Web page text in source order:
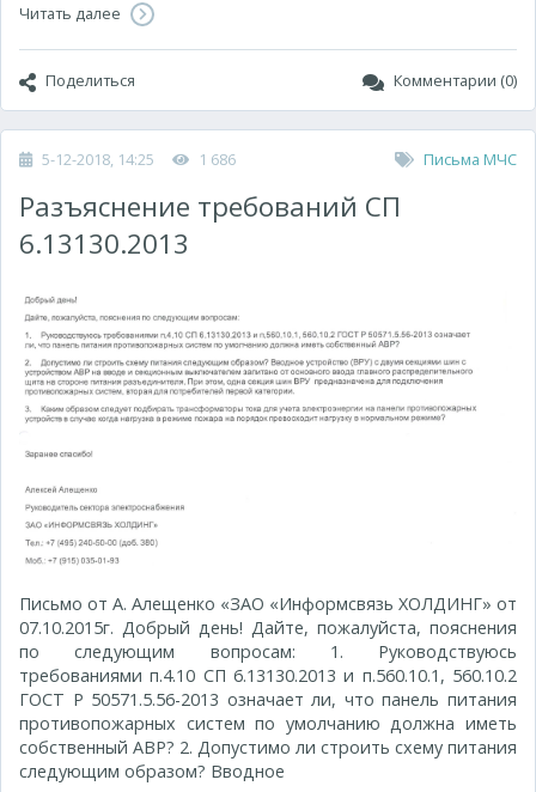
Читать далее
Поделиться Комментарии (0)
5-12-2018, 14:25 1 686 Письма МЧС
Разъяснение требований СП
6.13130.2013
Письмо от А. Алещенко «ЗАО «Информсвязь ХОЛДИНГ» от
07.10.2015г. Добрый день! Дайте, пожалуйста, пояснения
по следующим вопросам: 1. Руководствуюсь
требованиями п.4.10 СП 6.13130.2013 и п.560.10.1, 560.10.2
ГОСТ Р 50571.5.56-2013 означает ли, что панель питания
противопожарных систем по умолчанию должна иметь
собственный АВР? 2. Допустимо ли строить схему питания
следующим образом? Вводное